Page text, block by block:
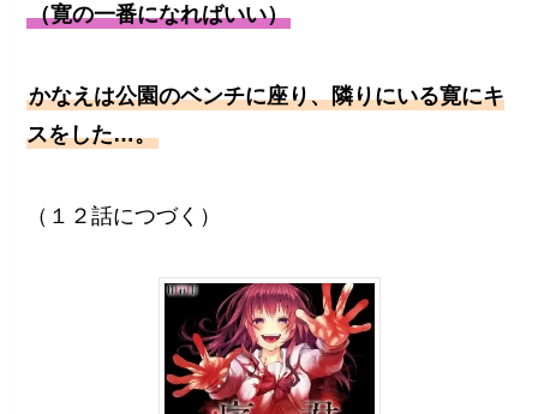
（寛の一番になればいい）
かなえは公園のベンチに座り、隣りにいる寛にキ
スをした…。
（１２話につづく）